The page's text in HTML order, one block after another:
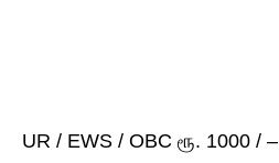
UR / EWS / OBC ரூ. 1000 / –